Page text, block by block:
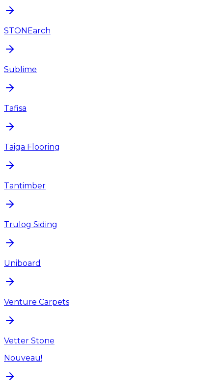
STONEarch
Sublime
Tafisa
Taiga Flooring
Tantimber
Trulog Siding
Uniboard
Venture Carpets
Vetter Stone
Nouveau!